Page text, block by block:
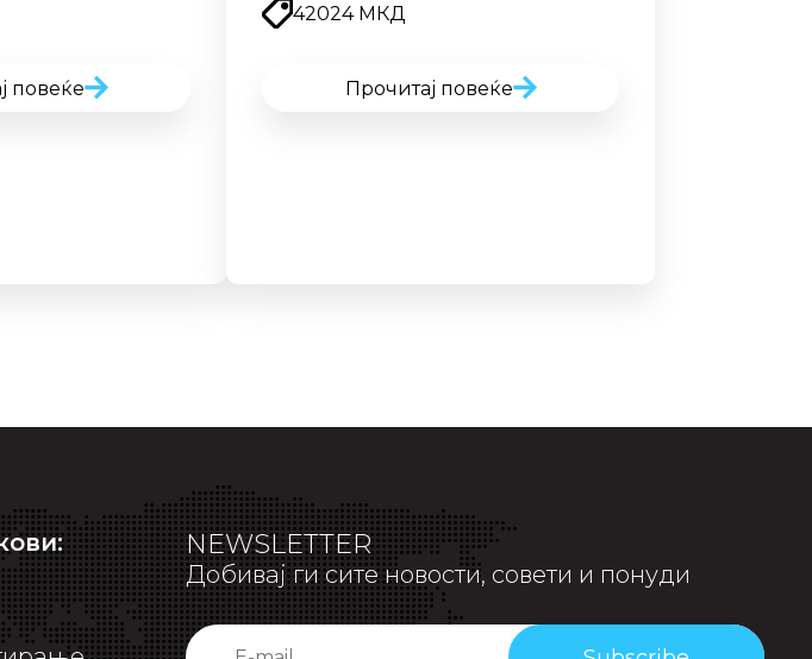
повеќе
42024 МКД
Прочитај повеќе
NEWSLETTER
Добивај ги сите новости, совети и понуди